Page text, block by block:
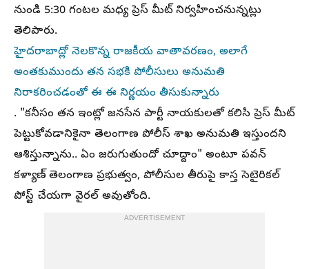
నుండి 5:30 గంటల మధ్య ప్రెస్ మీట్ నిర్వహించనున్నట్లు
తెలిపారు.
హైదరాబాద్లో నెలకొన్న రాజకీయ వాతావరణం, అలాగే
అంతకుముందు తన సభకి పోలీసులు అనుమతి
నిరాకరించడంతో ఈ ఈ నిర్ణయం తీసుకున్నారు
. "కనీసం తన ఇంట్లో జనసేన పార్టీ నాయకులతో కలిసి ప్రెస్ మీట్
పెట్టుకోవడానికైనా తెలంగాణ పోలీస్ శాఖ అనుమతి ఇస్తుందని
ఆశిస్తున్నాను.. ఏం జరుగుతుందో చూద్దాం" అంటూ పవన్
కళ్యాణ్ తెలంగాణ ప్రభుత్వం, పోలీసుల తీరుపై కాస్త సెటైరికల్
పోస్ట్ చేయగా వైరల్ అవుతోంది.
ADVERTISEMENT